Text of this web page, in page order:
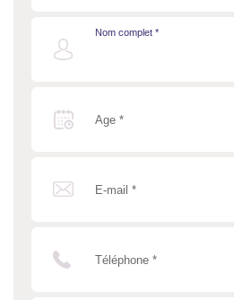
Nom complet *
Age *
E-mail *
Téléphone *